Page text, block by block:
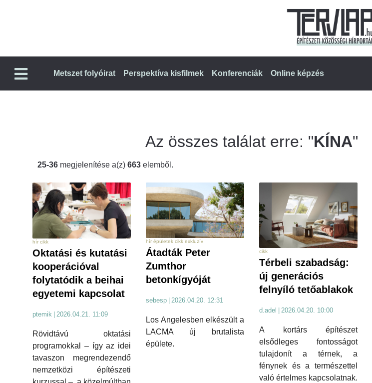
Metszet folyóirat Perspektíva kisfilmek Konferenciák Online képzés
Az összes találat erre: "KÍNA"
25-36 megjelenítése a(z) 663 elemből.
hír cikk
Oktatási és kutatási
kooperációval
folytatódik a beihai
egyetemi kapcsolat
ptemik 2026.04.21. 11:09
Rövidtávú oktatási
programokkal – így az idei
tavaszon megrendezendő
nemzetközi építészeti
hír épületek cikk exkluzív
Átadták Peter
Zumthor
betonkígyóját
sebesp 2026.04.20. 12:31
Los Angelesben elkészült a
LACMA új brutalista
épülete.
cikk
Térbeli szabadság:
új generációs
felnyíló tetőablakok
d.adel 2026.04.20. 10:00
A kortárs építészet
elsődleges fontosságot
tulajdonít a térnek, a
fénynek és a természettel
való értelmes kapcsolatnak.